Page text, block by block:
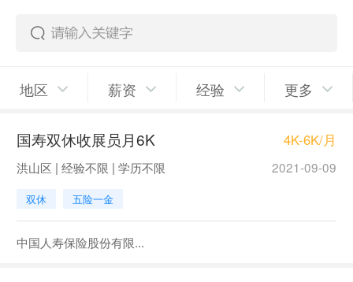
地区 薪资 经验 更多
国寿双休收展员月6K 4K-6K/月
洪山区 | 经验不限 | 学历不限 2021-09-09
双休 五险一金
中国人寿保险股份有限...